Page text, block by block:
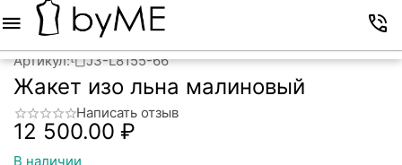
Артикул: J3-L8155-66
Жакет изо льна малиновый
Написать отзыв
12 500.00 ₽
В наличии
Меню Корзина Контакты